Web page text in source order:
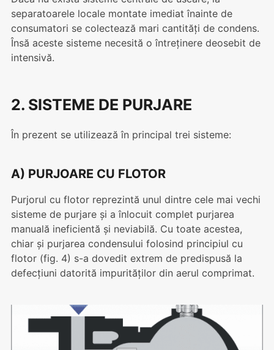
separatoarele locale montate imediat înainte de
consumatori se colectează mari cantități de condens.
Însă aceste sisteme necesită o întreținere deosebit de
intensivă.
2. SISTEME DE PURJARE
În prezent se utilizează în principal trei sisteme:
A) PURJOARE CU FLOTOR
Purjorul cu flotor reprezintă unul dintre cele mai vechi
sisteme de purjare și a înlocuit complet purjarea
manuală ineficientă și neviabilă. Cu toate acestea,
chiar și purjarea condensului folosind principiul cu
flotor (fig. 4) s-a dovedit extrem de predispusă la
defecțiuni datorită impurităților din aerul comprimat.